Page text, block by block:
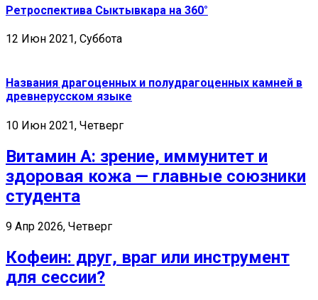
Ретроспектива Сыктывкара на 360°
12 Июн 2021, Суббота
Названия драгоценных и полудрагоценных камней в
древнерусском языке
10 Июн 2021, Четверг
Витамин А: зрение, иммунитет и
здоровая кожа — главные союзники
студента
9 Апр 2026, Четверг
Кофеин: друг, враг или инструмент
для сессии?